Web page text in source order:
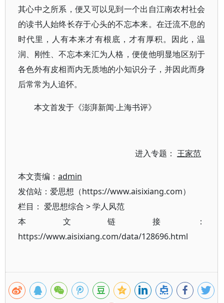
其心中之所系，便又可以见到一个出自江南农村社会
的读书人始终长存于心头的不忘本来。在迁流不息的
时代里，人有本来才有根底，才有厚积。因此，温
润、刚性、不忘本来汇为人格，便使他明显地区别于
各色外有皮相而内无质地的小知识分子，并因此而身
后常常为人追怀。
本文首发于《澎湃新闻·上海书评》
进入专题：王家范
本文责编： admin
发信站：爱思想（https://www.aisixiang.com）
栏目： 爱思想综合 >学人风范
本文链接：
https://www.aisixiang.com/data/128696.html